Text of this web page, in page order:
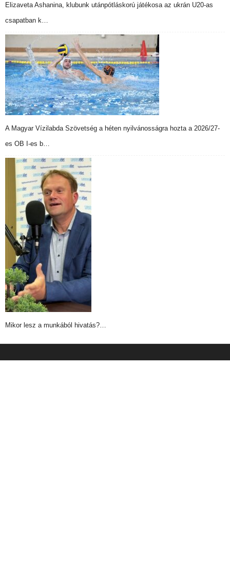
Elizaveta Ashanina, klubunk utánpótláskorú játékosa az ukrán U20-as
csapatban k…
A Magyar Vízilabda Szövetség a héten nyilvánosságra hozta a 2026/27-
es OB I-es b…
Mikor lesz a munkából hivatás?…